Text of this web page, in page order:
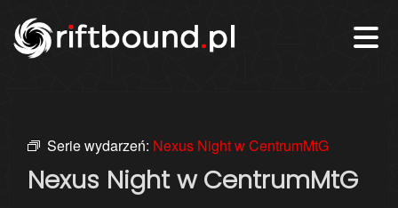
Serie wydarzeń: Nexus Night w CentrumMtG
Nexus Night w CentrumMtG